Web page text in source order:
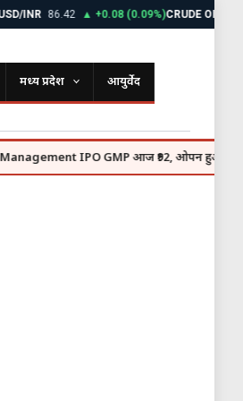
INR 86.42 ▲ +0.08 (0.09%)CRUDE OIL
मध्य प्रदेश आयुर्वेद
IPO GMP आज ₹92, ओपन हुआ ₹9,813